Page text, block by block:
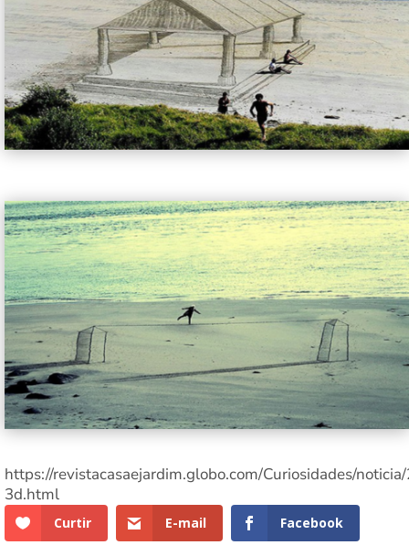
https://revistacasaejardim.globo.com/Curiosidades/
3d.html
Curtir E-mail Facebook